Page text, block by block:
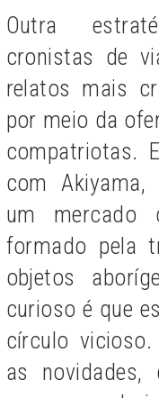
Outra
cronistas de
relatos mais
por meio da
compatriotas.
com Akiyama,
um mercado
formado pela
objetos
curioso é que
círculo
as novidades,